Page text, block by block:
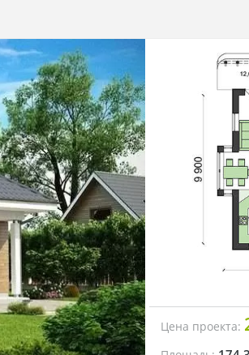
Цена проекта: